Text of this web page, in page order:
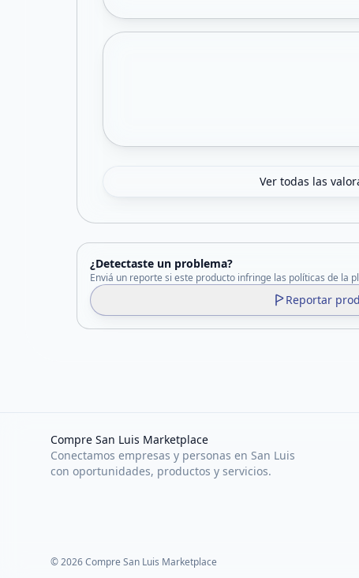
Ver todas las
¿Detectaste un problema?
Enviá un reporte si este producto infringe las políticas de la
Reportar
Compre San Luis Marketplace
Conectamos empresas y personas en San Luis
con oportunidades, productos y servicios.
©2026Compre San Luis Marketplace